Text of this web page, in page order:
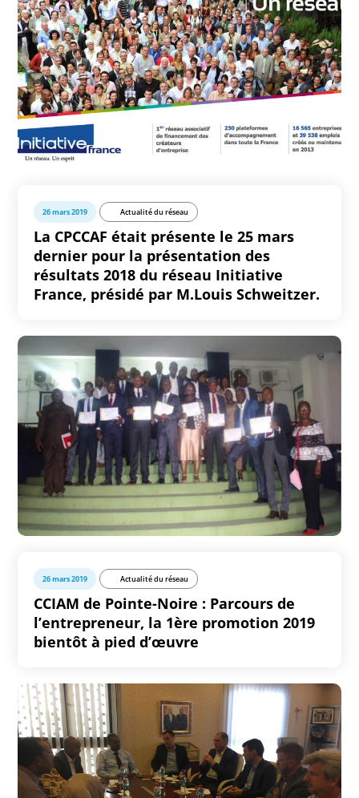
26 mars 2019 Actualité du réseau
La CPCCAF était présente le 25 mars
dernier pour la présentation des
résultats 2018 du réseau Initiative
France, présidé par M.Louis Schweitzer.
26 mars 2019 Actualité du réseau
CCIAM de Pointe-Noire : Parcours de
l’entrepreneur, la 1ère promotion 2019
bientôt à pied d’œuvre